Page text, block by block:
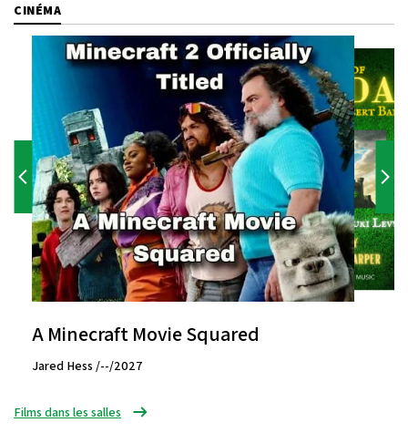
CINÉMA
A Minecraft Movie Squared
Jared Hess /--/2027
Films dans les salles